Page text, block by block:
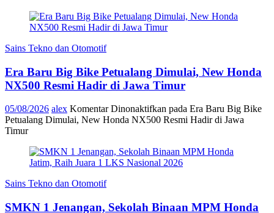
Sains Tekno dan Otomotif
Era Baru Big Bike Petualang Dimulai, New Honda
NX500 Resmi Hadir di Jawa Timur
05/08/2026 alex Komentar Dinonaktifkan pada Era Baru Big Bike
Petualang Dimulai, New Honda NX500 Resmi Hadir di Jawa
Timur
Sains Tekno dan Otomotif
SMKN 1 Jenangan, Sekolah Binaan MPM Honda